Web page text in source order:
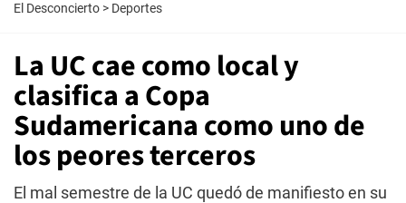
El Desconcierto > Deportes
La UC cae como local y
clasifica a Copa
Sudamericana como uno de
los peores terceros
El mal semestre de la UC quedó de manifiesto en su